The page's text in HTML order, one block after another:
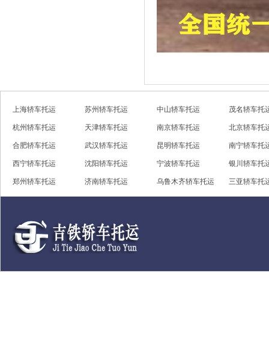
上海轿车托运 苏州轿车托运 中山轿车托运 茂名轿车托
杭州轿车托运 天津轿车托运 南京轿车托运 北京轿车托
合肥轿车托运 武汉轿车托运 昆明轿车托运 南宁轿车托
西宁轿车托运 沈阳轿车托运 宁波轿车托运 银川轿车托
郑州轿车托运 济南轿车托运 乌鲁木齐轿车托运 三亚轿车托